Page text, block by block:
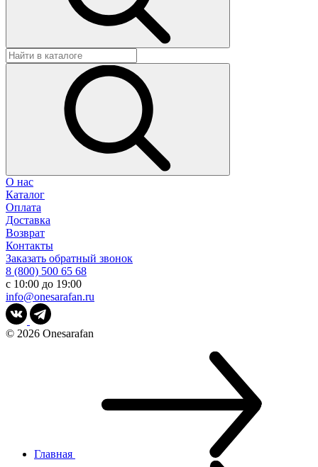
О нас
Каталог
Оплата
Доставка
Возврат
Контакты
Заказать обратный звонок
8 (800) 500 65 68
с 10:00 до 19:00
info@onesarafan.ru
© 2026 Onesarafan
Главная